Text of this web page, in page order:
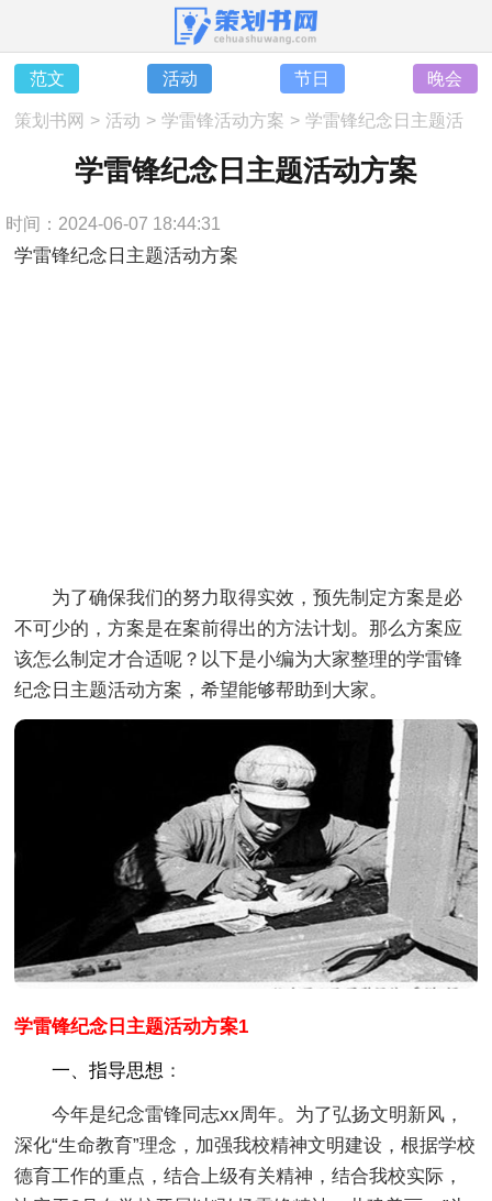
范文 活动 节日 晚会
策划书网 > 活动 > 学雷锋活动方案 > 学雷锋纪念日主题活
学雷锋纪念日主题活动方案
时间：2024-06-07 18:44:31
学雷锋纪念日主题活动方案
为了确保我们的努力取得实效，预先制定方案是必
不可少的，方案是在案前得出的方法计划。那么方案应
该怎么制定才合适呢？以下是小编为大家整理的学雷锋
纪念日主题活动方案，希望能够帮助到大家。
学雷锋纪念日主题活动方案1
一、指导思想 ：
今年是纪念雷锋同志xx周年。为了弘扬文明新风，
深化“生命教育”理念，加强我校精神文明建设，根据学校
德育工作的重点，结合上级有关精神，结合我校实际，